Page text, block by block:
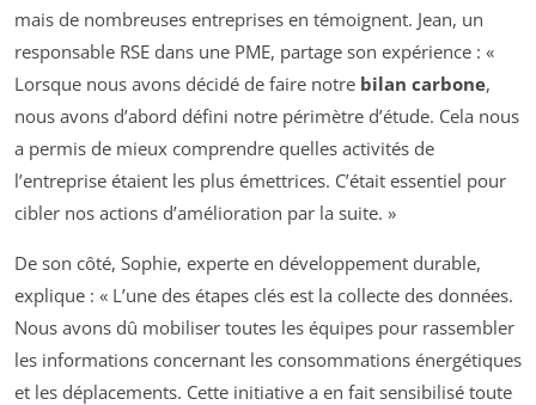
mais de nombreuses entreprises en témoignent. Jean, un
responsable RSE dans une PME, partage son expérience : «
Lorsque nous avons décidé de faire notre bilan carbone,
nous avons d’abord défini notre périmètre d’étude. Cela nous
a permis de mieux comprendre quelles activités de
l’entreprise étaient les plus émettrices. C’était essentiel pour
cibler nos actions d’amélioration par la suite. »
De son côté, Sophie, experte en développement durable,
explique : « L’une des étapes clés est la collecte des données.
Nous avons dû mobiliser toutes les équipes pour rassembler
les informations concernant les consommations énergétiques
et les déplacements. Cette initiative a en fait sensibilisé toute